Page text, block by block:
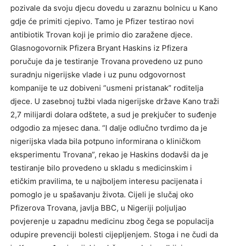
pozivale da svoju djecu dovedu u zaraznu bolnicu u Kano
gdje će primiti cjepivo. Tamo je Pfizer testirao novi
antibiotik Trovan koji je primio dio zaražene djece.
Glasnogovornik Pfizera Bryant Haskins iz Pfizera
poručuje da je testiranje Trovana provedeno uz puno
suradnju nigerijske vlade i uz punu odgovornost
kompanije te uz dobiveni “usmeni pristanak” roditelja
djece. U zasebnoj tužbi vlada nigerijske države Kano traži
2,7 milijardi dolara odštete, a sud je prekjučer to suđenje
odgodio za mjesec dana. “I dalje odlučno tvrdimo da je
nigerijska vlada bila potpuno informirana o kliničkom
eksperimentu Trovana”, rekao je Haskins dodavši da je
testiranje bilo provedeno u skladu s medicinskim i
etičkim pravilima, te u najboljem interesu pacijenata i
pomoglo je u spašavanju života. Cijeli je slučaj oko
Pfizerova Trovana, javlja BBC, u Nigeriji poljuljao
povjerenje u zapadnu medicinu zbog čega se populacija
odupire prevenciji bolesti cijepljenjem. Stoga i ne čudi da